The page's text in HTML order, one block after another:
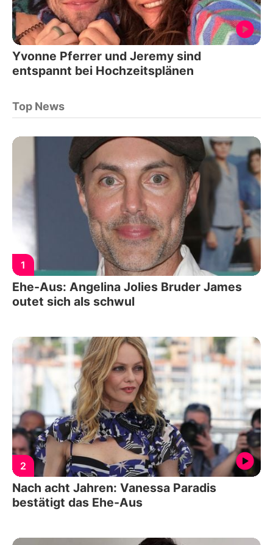
Yvonne Pferrer und Jeremy sind
entspannt bei Hochzeitsplänen
Top News
1
Ehe-Aus: Angelina Jolies Bruder James
outet sich als schwul
2
Nach acht Jahren: Vanessa Paradis
bestätigt das Ehe-Aus